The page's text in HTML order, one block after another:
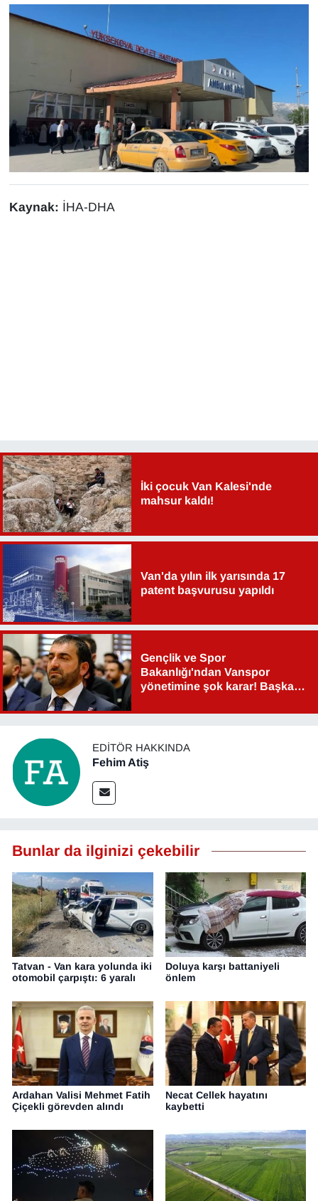
Kaynak: İHA-DHA
İki çocuk Van Kalesi'nde
mahsur kaldı!
Van'da yılın ilk yarısında 17
patent başvurusu yapıldı
Gençlik ve Spor
Bakanlığı'ndan Vanspor
yönetimine şok karar! Başkan
EDITÖR HAKKINDA
Fehim Atiş
Bunlar da ilginizi çekebilir
Tatvan - Van kara yolunda iki
otomobil çarpıştı: 6 yaralı
Doluya karşı battaniyeli
önlem
Ardahan Valisi Mehmet Fatih
Çiçekli görevden alındı
Necat Cellek hayatını
kaybetti
YEREL